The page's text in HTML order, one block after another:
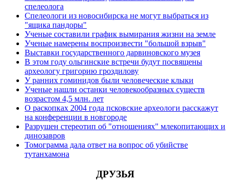
спелеолога
Спелеологи из новосибирска не могут выбраться из
"ящика пандоры"
Ученые составили график вымирания жизни на земле
Ученые намерены воспроизвести "большой взрыв"
Выставки государственного дарвиновского музея
В этом году ольгинские встречи будут посвящены
археологу григорию гроздилову
У ранних гоминидов были человеческие клыки
Ученые нашли останки человекообразных существ
возрастом 4,5 млн. лет
О раскопках 2004 года псковские археологи расскажут
на конференции в новгороде
Разрушен стереотип об "отношениях" млекопитающих и
динозавров
Томограмма дала ответ на вопрос об убийстве
тутанхамона
ДРУЗЬЯ